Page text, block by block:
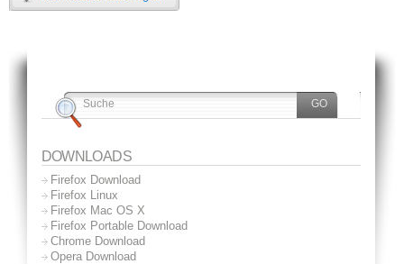
DOWNLOADS
Firefox Download
Firefox Linux
Firefox Mac OS X
Firefox Portable Download
Chrome Download
Opera Download